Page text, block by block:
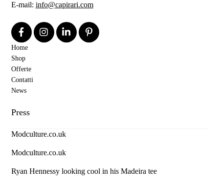
E-mail: info@capirari.com
Home
Shop
Offerte
Contatti
News
Press
Modculture.co.uk
Modculture.co.uk
Ryan Hennessy looking cool in his Madeira tee